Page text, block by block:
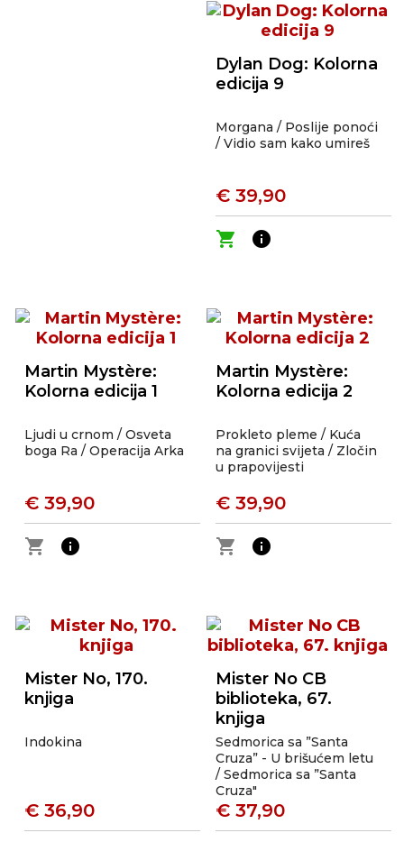
Dylan Dog: Kolorna
edicija 9
Morgana / Poslije ponoći
/ Vidio sam kako umireš
€ 39,90
shopping_cart
info
Martin Mystère:
Kolorna edicija 1
Ljudi u crnom / Osveta
boga Ra / Operacija Arka
€ 39,90
shopping_cart
info
Martin Mystère:
Kolorna edicija 2
Prokleto pleme / Kuća
na granici svijeta / Zločin
u prapovijesti
€ 39,90
shopping_cart
info
Mister No, 170.
knjiga
Indokina
€ 36,90
Mister No CB
biblioteka, 67.
knjiga
Sedmorica sa ”Santa
Cruza” - U brišućem letu
/ Sedmorica sa ”Santa
Cruza"
€ 37,90